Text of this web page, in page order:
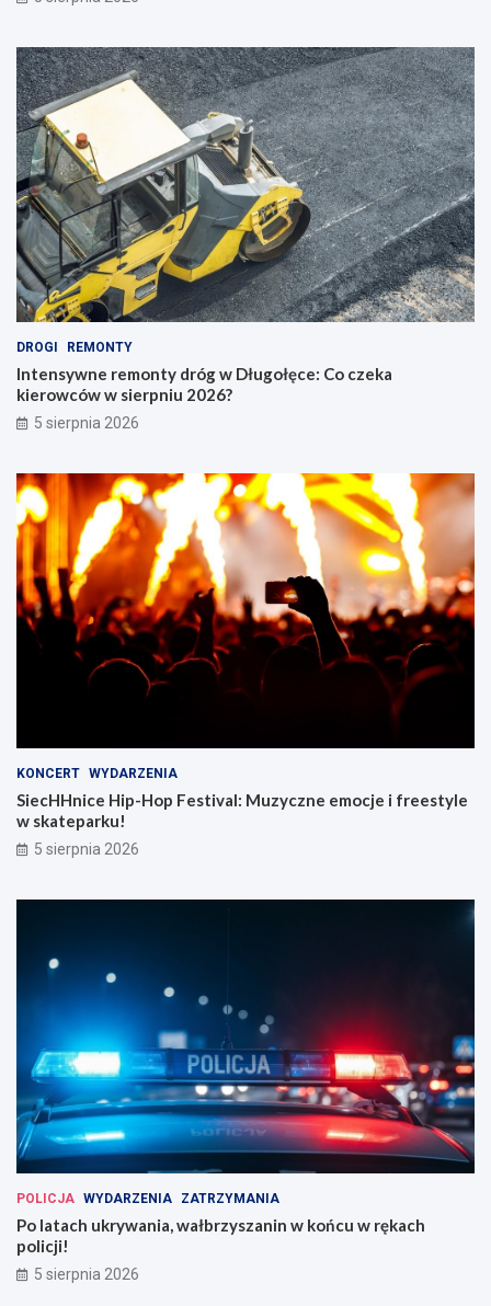
DROGI REMONTY
Intensywne remonty dróg w Długołęce: Co czeka
kierowców w sierpniu 2026?
5 sierpnia 2026
KONCERT WYDARZENIA
SiecHHnice Hip-Hop Festival: Muzyczne emocje i freestyle
w skateparku!
5 sierpnia 2026
POLICJA WYDARZENIA ZATRZYMANIA
Po latach ukrywania, wałbrzyszanin w końcu w rękach
policji!
5 sierpnia 2026